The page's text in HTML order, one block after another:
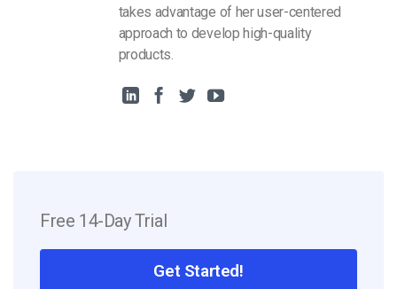
takes advantage of her user-centered
approach to develop high-quality
products.
Free 14-Day Trial
Get Started!